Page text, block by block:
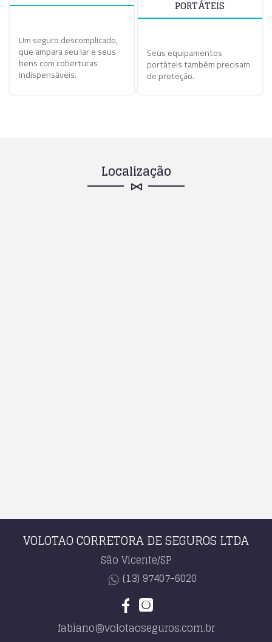
Um seguro descomplicado,
que ampara seu lar e seus
bens com coberturas
indispensáveis.
PORTÁTEIS
Seus equipamentos
portáteis também precisam
de proteção.
Localização
VOLOTAO CORRETORA DE SEGUROS LTDA
São Vicente/SP
(13) 97407-6020
fabiano@volotaoseguros.com.br